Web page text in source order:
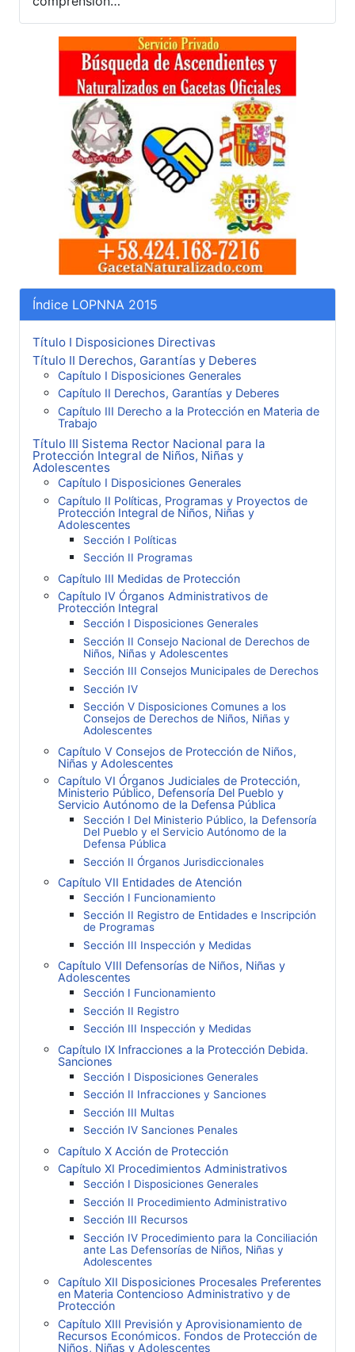
Índice LOPNNA 2015
Título I Disposiciones Directivas
Título II Derechos, Garantías y Deberes
Capítulo I Disposiciones Generales
Capítulo II Derechos, Garantías y Deberes
Capítulo III Derecho a la Protección en Materia de
Trabajo
Título III Sistema Rector Nacional para la
Protección Integral de Niños, Niñas y
Adolescentes
Capítulo I Disposiciones Generales
Capítulo II Políticas, Programas y Proyectos de
Protección Integral de Niños, Niñas y
Adolescentes
Sección I Políticas
Sección II Programas
Capítulo III Medidas de Protección
Capítulo IV Órganos Administrativos de
Protección Integral
Sección I Disposiciones Generales
Sección II Consejo Nacional de Derechos de
Niños, Niñas y Adolescentes
Sección III Consejos Municipales de Derechos
Sección IV
Sección V Disposiciones Comunes a los
Consejos de Derechos de Niños, Niñas y
Adolescentes
Capítulo V Consejos de Protección de Niños,
Niñas y Adolescentes
Capítulo VI Órganos Judiciales de Protección,
Ministerio Público, Defensoría Del Pueblo y
Servicio Autónomo de la Defensa Pública
Sección I Del Ministerio Público, la Defensoría
Del Pueblo y el Servicio Autónomo de la
Defensa Pública
Sección II Órganos Jurisdiccionales
Capítulo VII Entidades de Atención
Sección I Funcionamiento
Sección II Registro de Entidades e Inscripción
de Programas
Sección III Inspección y Medidas
Capítulo VIII Defensorías de Niños, Niñas y
Adolescentes
Sección I Funcionamiento
Sección II Registro
Sección III Inspección y Medidas
Capítulo IX Infracciones a la Protección Debida.
Sanciones
Sección I Disposiciones Generales
Sección II Infracciones y Sanciones
Sección III Multas
Sección IV Sanciones Penales
Capítulo X Acción de Protección
Capítulo XI Procedimientos Administrativos
Sección I Disposiciones Generales
Sección II Procedimiento Administrativo
Sección III Recursos
Sección IV Procedimiento para la Conciliación
ante Las Defensorías de Niños, Niñas y
Adolescentes
Capítulo XII Disposiciones Procesales Preferentes
en Materia Contencioso Administrativo y de
Protección
Capítulo XIII Previsión y Aprovisionamiento de
Recursos Económicos. Fondos de Protección de
Niños, Niñas y Adolescentes